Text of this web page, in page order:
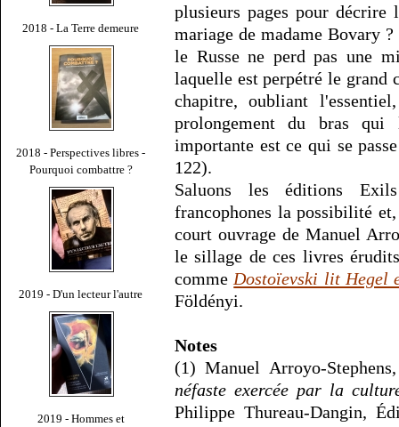
2018 - La Terre demeure
2018 - Perspectives libres -
Pourquoi combattre ?
2019 - D'un lecteur l'autre
2019 - Hommes et
plusieurs pages pour décrire
mariage de madame Bovary
le Russe ne perd pas une
laquelle est perpétré le grand
chapitre, oubliant
prolongement du bras
importante est ce qui se
122).
Saluons les éditions
francophones la possibilité
court ouvrage de Manuel
le sillage de ces livres
comme Dostoïevski lit Hegel
Földényi.
Notes
(1) Manuel Arroyo-
néfaste exercée par la
Philippe Thureau-Dangin,